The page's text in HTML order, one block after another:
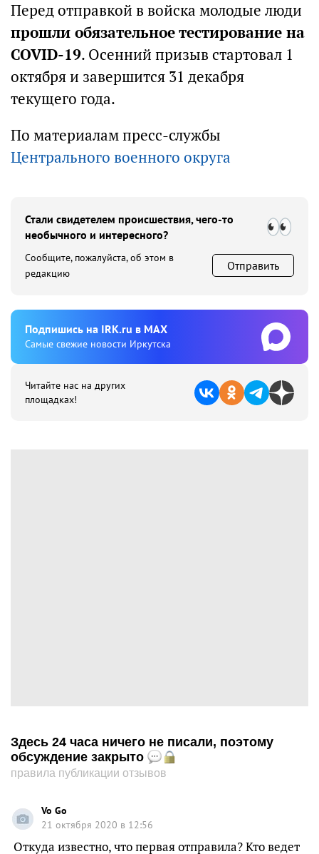
Перед отправкой в войска молодые люди
прошли обязательное тестирование на
COVID-19. Осенний призыв стартовал 1
октября и завершится 31 декабря
текущего года.
По материалам пресс-службы
Центрального военного округа
Стали свидетелем происшествия, чего-то
необычного и интересного?
Сообщите, пожалуйста, об этом в
редакцию
Отправить
Подпишиcь на IRK.ru в MAX
Cамые свежие новости Иркутска
Читайте нас на других
площадках!
Здесь 24 часа ничего не писали, поэтому
обсуждение закрыто
правила публикации отзывов
Vo Go
21 октября 2020 в 12:56
Откуда известно, что первая отправила? Кто ведет